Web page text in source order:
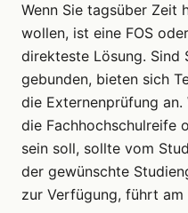
Wenn Sie tagsüber Zeit
wollen, ist eine FOS
direkteste Lösung.
gebunden, bieten sich
die Externenprüfung
die Fachhochschulreife
sein soll, sollte vom
der gewünschte
zur Verfügung, führt